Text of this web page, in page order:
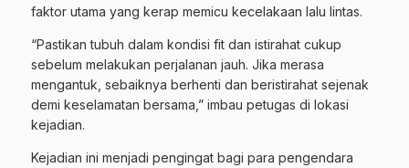
faktor utama yang kerap memicu kecelakaan lalu lintas.
“Pastikan tubuh dalam kondisi fit dan istirahat cukup
sebelum melakukan perjalanan jauh. Jika merasa
mengantuk, sebaiknya berhenti dan beristirahat sejenak
demi keselamatan bersama,” imbau petugas di lokasi
kejadian.
Kejadian ini menjadi pengingat bagi para pengendara